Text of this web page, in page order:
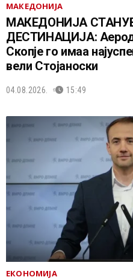
МАКЕДОНИЈА
МАКЕДОНИЈА
ДЕСТИНАЦИЈА:
Скопје го имаа
вели Стојаноски
04.08.2026. 15:49
ЕКОНОМИЈА